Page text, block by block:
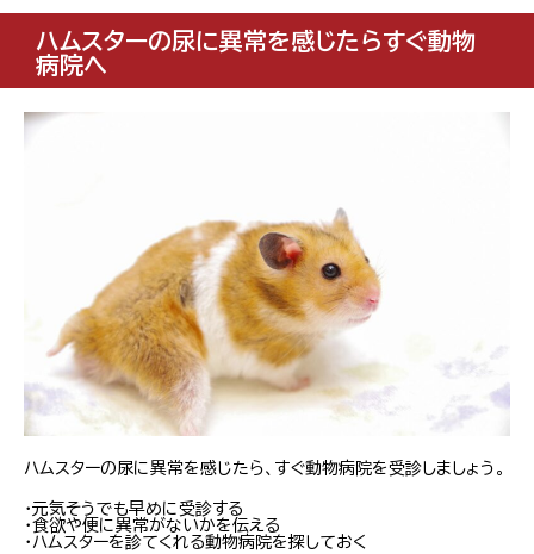
ハムスターの尿に異常を感じたらすぐ動物
病院へ
ハムスターの尿に異常を感じたら、すぐ動物病院を受診しましょう。
・元気そうでも早めに受診する
・食欲や便に異常がないかを伝える
・ハムスターを診てくれる動物病院を探しておく